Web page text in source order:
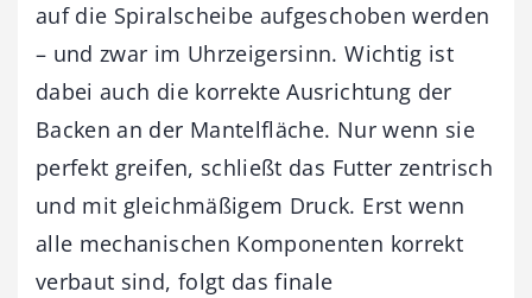
auf die Spiralscheibe aufgeschoben werden
– und zwar im Uhrzeigersinn. Wichtig ist
dabei auch die korrekte Ausrichtung der
Backen an der Mantelfläche. Nur wenn sie
perfekt greifen, schließt das Futter zentrisch
und mit gleichmäßigem Druck. Erst wenn
alle mechanischen Komponenten korrekt
verbaut sind, folgt das finale